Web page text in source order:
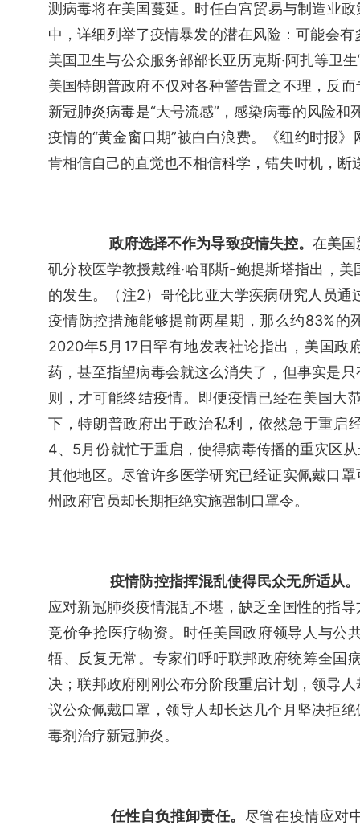
测病毒将在美国蔓延。时任白宫贸易与制造业
中，详细列举了疫情暴发的潜在风险：可能会
美国卫生与公众服务部部长亚历克斯·阿扎等卫
美国特朗普政府不仅对各种警告置之不理，反
新冠肺炎病毒是“大号流感”，感染病毒的风险和
疫情的“黄金窗口期”被白白浪费。《纽约时报
肯相信自己的直觉也不相信科学，错失时机，断
政府选择不作为导致疫情失控。 在美国
矶分校医学教授戴维·哈耶斯-鲍提斯塔指出，
的发生。（注2）哥伦比亚大学疾病研究人员
疫情防控措施能够提前两星期，那么约83%
2020年5月17日罕有地发表社论指出，美国
药，甚至指望病毒会就这么消失了，但事实是
则，才可能终结疫情。即便疫情已经在美国大
下，特朗普政府出于政治私利，依然急于重启
4、5月份就忙于重启，使得病毒传播的重灾区
其他地区。尽管许多医学研究已经证实佩戴口
州政府官员却长期拒绝实施强制口罩令。
疫情防控指挥混乱使得民众无所适从。
应对新冠肺炎疫情混乱不堪，缺乏全国性的指
竞价争抢医疗物资。时任美国政府领导人与公
牾、反复无常。专家们呼吁联邦政府统筹全国
决；联邦政府刚刚公布分阶段重启计划，领导
议公众佩戴口罩，领导人却长达几个月坚决拒
毒剂治疗新冠肺炎。
任性自负推卸责任。 尽管在疫情应对